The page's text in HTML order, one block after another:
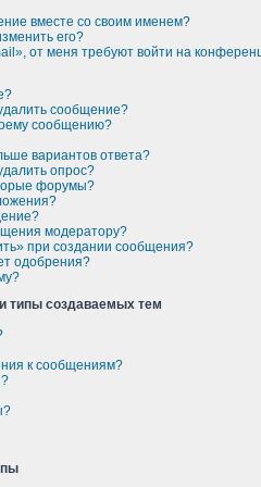
вместе со своим именем?
его?
от меня требуют войти на
сообщение?
сообщению?
вариантов ответа?
опрос?
форумы?
модератору?
при создании сообщения?
одобрения?
типы создаваемых тем
к сообщениям?